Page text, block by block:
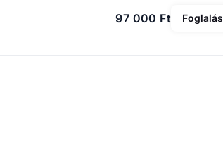
97 000 Ft Foglalás